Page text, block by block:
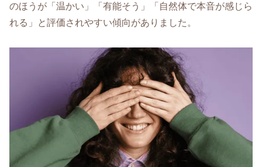
のほうが「温かい」「有能そう」「自然体で本音が感じら
れる」と評価されやすい傾向がありました。